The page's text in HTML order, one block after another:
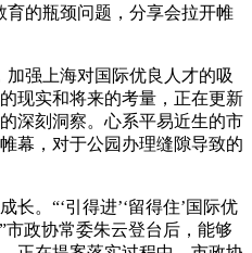
育的瓶颈问题，分享会拉开帷
强上海对国际优良人才的吸
现实和将来的考量，正在更新
深刻洞察。心系平易近生的市
幕，对于公园办理缝隙导致的
。“‘引得进’‘留得住’国际优
政协常委朱云登台后，能够